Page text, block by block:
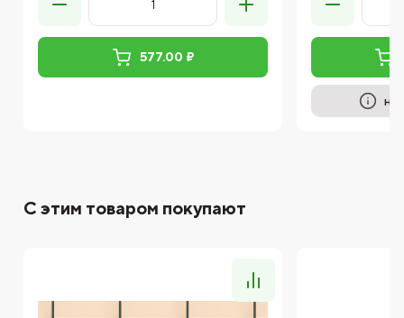
577.00 ₽
на
С этим товаром покупают